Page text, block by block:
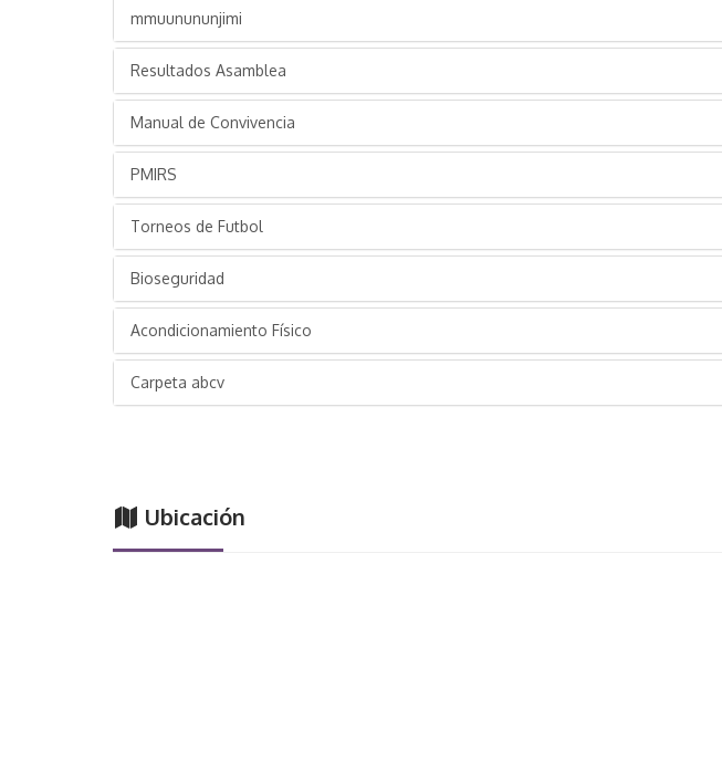
mmuunununjimi
Resultados Asamblea
Manual de Convivencia
PMIRS
Torneos de Futbol
Bioseguridad
Acondicionamiento Físico
Carpeta abcv
Ubicación